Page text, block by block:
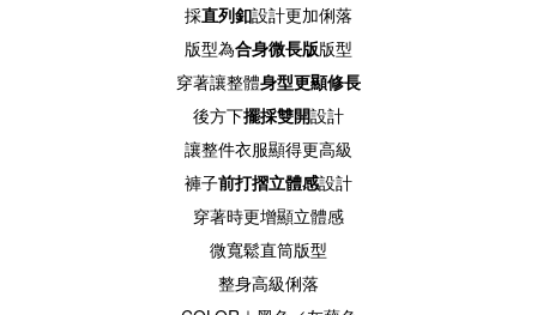
採直列釦設計更加俐落
版型為合身微長版版型
穿著讓整體身型更顯修長
後方下擺採雙開設計
讓整件衣服顯得更高級
褲子前打摺立體感設計
穿著時更增顯立體感
微寬鬆直筒版型
整身高級俐落